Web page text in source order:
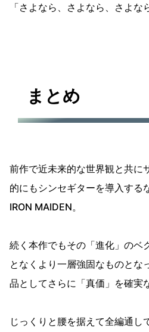
「さよなら、さよなら、さよな
まとめ
前作で近未来的な世界観と共に
的にもシンセギターを導入する
IRON MAIDEN。
続く本作でもその「進化」のベ
となくより一層強固なものとな
品としてさらに「真価」を確実
じっくりと腰を据えて全編通し